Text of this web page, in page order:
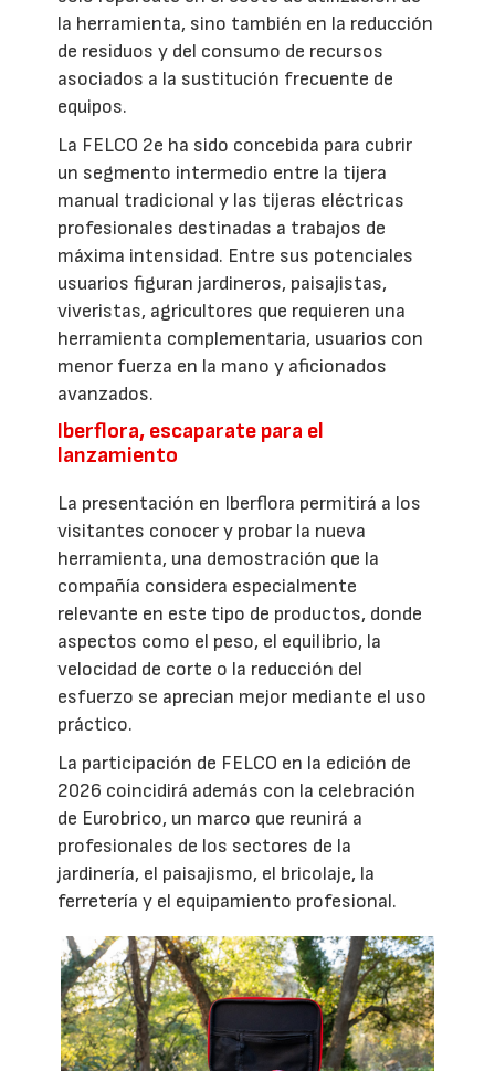
la herramienta, sino también en la reducción
de residuos y del consumo de recursos
asociados a la sustitución frecuente de
equipos.
La FELCO 2e ha sido concebida para cubrir
un segmento intermedio entre la tijera
manual tradicional y las tijeras eléctricas
profesionales destinadas a trabajos de
máxima intensidad. Entre sus potenciales
usuarios figuran jardineros, paisajistas,
viveristas, agricultores que requieren una
herramienta complementaria, usuarios con
menor fuerza en la mano y aficionados
avanzados.
Iberflora, escaparate para el
lanzamiento
La presentación en Iberflora permitirá a los
visitantes conocer y probar la nueva
herramienta, una demostración que la
compañía considera especialmente
relevante en este tipo de productos, donde
aspectos como el peso, el equilibrio, la
velocidad de corte o la reducción del
esfuerzo se aprecian mejor mediante el uso
práctico.
La participación de FELCO en la edición de
2026 coincidirá además con la celebración
de Eurobrico, un marco que reunirá a
profesionales de los sectores de la
jardinería, el paisajismo, el bricolaje, la
ferretería y el equipamiento profesional.